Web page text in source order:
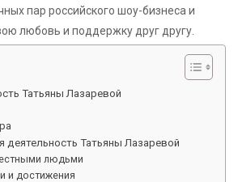
пар российского шоу-бизнеса и
любовь и поддержку друг другу.
Татьяны Лазаревой
деятельность Татьяны Лазаревой
людьми
и достижения